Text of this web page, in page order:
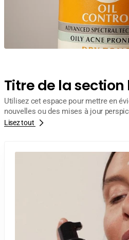
Titre de la section
Utilisez cet espace pour mettre en
nouvelles ou des mises à jour
Lisez tout